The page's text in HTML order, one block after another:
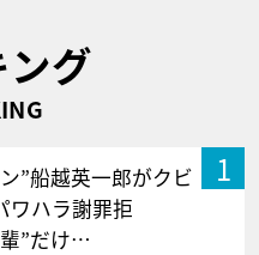
グ
1
”船越英一郎がクビ
ワハラ謝罪拒
”だけ…